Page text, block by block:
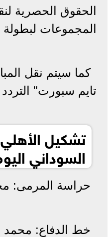
الحقوق الحصرية
المجموعات لبطولة
كما سيتم نقل
تايم سبورت"
تشكيل
السوداني
حراسة المرمى:
خط الدفاع: محمد